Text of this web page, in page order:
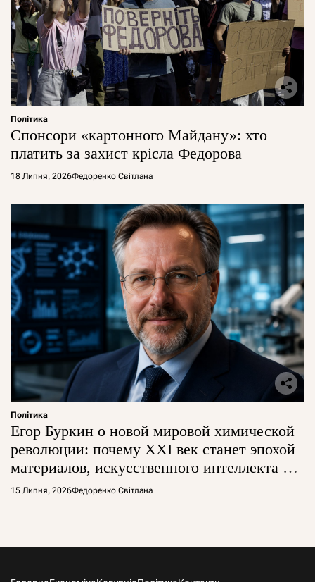
Політика
Спонсори «картонного Майдану»: хто
платить за захист крісла Федорова
18 Липня, 2026Федоренко Світлана
Політика
Егор Буркин о новой мировой химической
революции: почему XXI век станет эпохой
материалов, искусственного интеллекта и
глобальной борьбы за технологии
15 Липня, 2026Федоренко Світлана